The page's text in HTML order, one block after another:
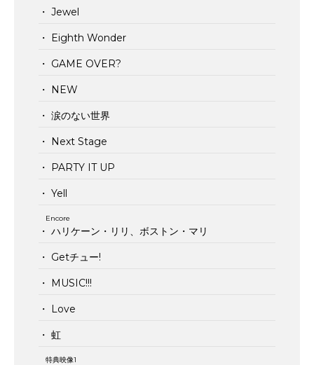
・ Jewel
・ Eighth Wonder
・ GAME OVER?
・ NEW
・ 涙のない世界
・ Next Stage
・ PARTY IT UP
・ Yell
Encore
・ ハリケーン・リリ、ボストン・マリ
・ Getチュー!
・ MUSIC!!!
・ Love
・ 虹
特典映像1